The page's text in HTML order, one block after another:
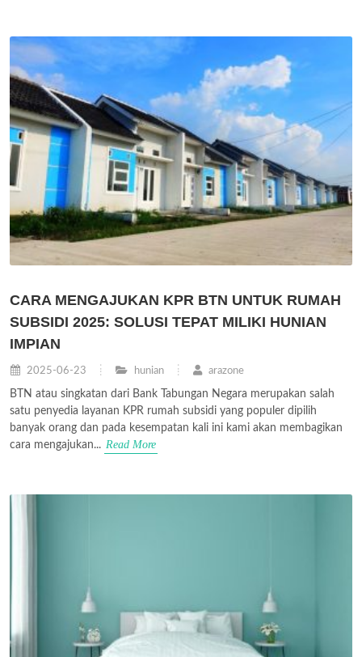
CARA MENGAJUKAN KPR BTN UNTUK RUMAH
SUBSIDI 2025: SOLUSI TEPAT MILIKI HUNIAN
IMPIAN
2025-06-23 hunian arazone
BTN atau singkatan dari Bank Tabungan Negara merupakan salah
satu penyedia layanan KPR rumah subsidi yang populer dipilih
banyak orang dan pada kesempatan kali ini kami akan membagikan
cara mengajukan... Read More